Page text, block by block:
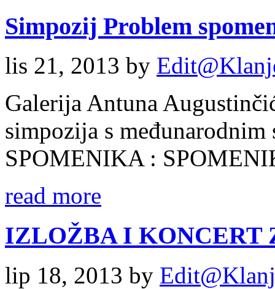
Simpozij Problem
lis 21, 2013 by
Galerija Antuna
simpozija s
SPOMENIKA :
read more
IZLOŽBA I KONCERT
lip 18, 2013 by